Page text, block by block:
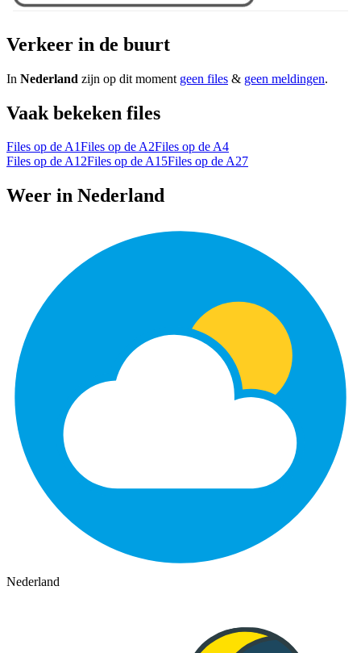
Verkeer in de buurt
In Nederland zijn op dit moment geen files & geen meldingen.
Vaak bekeken files
Files op de A1Files op de A2Files op de A4
Files op de A12Files op de A15Files op de A27
Weer in Nederland
Nederland